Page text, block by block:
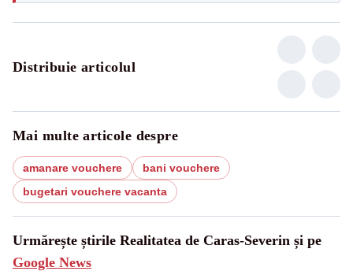
Distribuie articolul
Mai multe articole despre
amanare vouchere
bani vouchere
bugetari vouchere vacanta
Urmărește știrile Realitatea de Caras-Severin și pe
Google News